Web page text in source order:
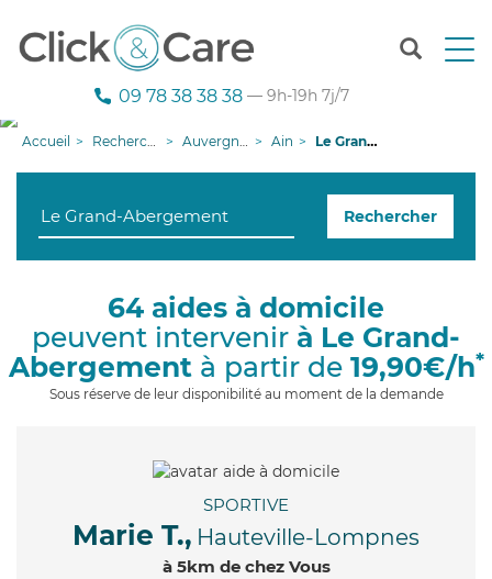
T
n
g
i
o
n
09 78 38 38 38 — 9h-19h 7j/7
Accueil Recherche aide à domicile Auvergne-Rhône-Alpes Ain Le Grand-Abergement
Rechercher
64 aides à domicile
peuvent intervenir à Le Grand-
Abergementà partir de 19,90€/h*
Sous réserve de leur disponibilité au moment de la demande
SPORTIVE
Marie T., Hauteville-Lompnes
à 5km de chez Vous